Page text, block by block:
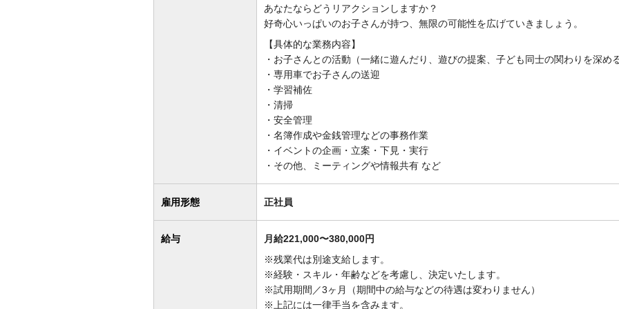
あなたならどうリアクションしますか？
好奇心いっぱいのお子さんが持つ、無限の可能性を広げていきましょう。
【具体的な業務内容】
・お子さんとの活動（一緒に遊んだり、遊びの提案、子ども同士の関わりを深め
・専用車でお子さんの送迎
・学習補佐
・清掃
・安全管理
・名簿作成や金銭管理などの事務作業
・イベントの企画・立案・下見・実行
・その他、ミーティングや情報共有 など
雇用形態 正社員
給与
月給221,000〜380,000円
※残業代は別途支給します。
※経験・スキル・年齢などを考慮し、決定いたします。
※試用期間／3ヶ月（期間中の給与などの待遇は変わりません）
※上記には一律手当を含みます。